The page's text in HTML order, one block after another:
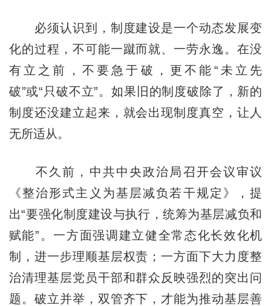
必须认识到，制度建设是一个动态发展变
化的过程，不可能一蹴而就、一劳永逸。在没
有立之前，不要急于破，更不能“未立先
破”或“只破不立”。如果旧的制度破除了，新的
制度还没建立起来，就会出现制度真空，让人
无所适从。
不久前，中共中央政治局召开会议审议
《整治形式主义为基层减负若干规定》，提
出“要强化制度建设与执行，统筹为基层减负和
赋能”。一方面强调建立健全常态化长效化机
制，进一步理顺基层权责；一方面下大力度整
治清理基层党员干部和群众反映强烈的突出问
题。破立并举，双管齐下，才能为推动基层善